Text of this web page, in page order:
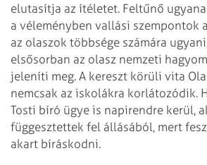
elutasítja az ítéletet. Feltűnő
a véleményben vallási szempontok
az olaszok többsége számára
elsősorban az olasz nemzeti
jeleníti meg. A kereszt körüli vita
nemcsak az iskolákra korlátozódik.
Tosti bíró ügye is napirendre kerül,
függesztettek fel állásából, mert
akart bíráskodni.